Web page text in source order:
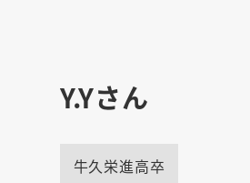
Y.Yさん
牛久栄進高卒